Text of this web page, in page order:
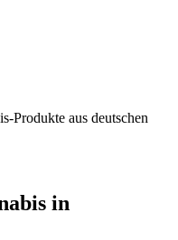
Produkte aus deutschen
in